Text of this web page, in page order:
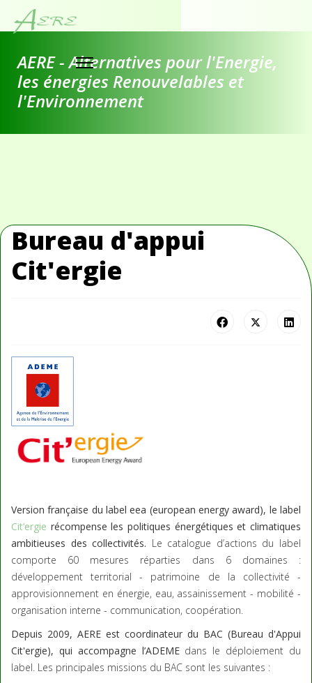
AERE - Alternatives pour l'Energie,
les énergies Renouvelables et
l'Environnement
Bureau d'appui
Cit'ergie
Version française du label eea (european energy award), le label
Cit’ergie récompense les politiques énergétiques et climatiques
ambitieuses des collectivités. Le catalogue d’actions du label
comporte 60 mesures réparties dans 6 domaines :
développement territorial - patrimoine de la collectivité -
approvisionnement en énergie, eau, assainissement - mobilité -
organisation interne - communication, coopération.
Depuis 2009, AERE est coordinateur du BAC (Bureau d'Appui
Cit'ergie), qui accompagne l’ADEMEdans le déploiement du
label. Les principales missions du BAC sont les suivantes :